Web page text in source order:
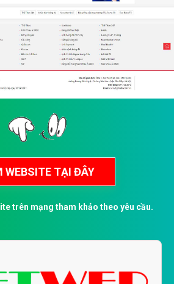
trên mạng tham khảo theo yêu cầu.